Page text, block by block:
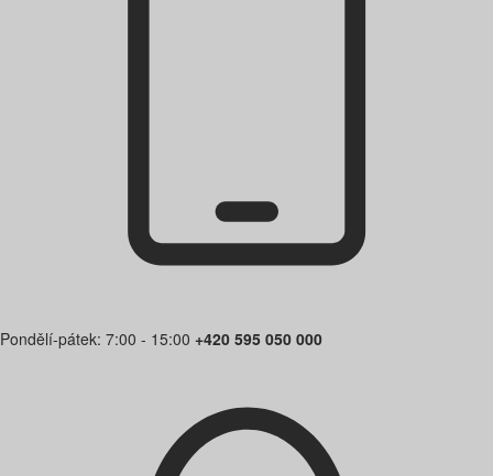
Pondělí-pátek: 7:00 - 15:00 +420 595 050 000